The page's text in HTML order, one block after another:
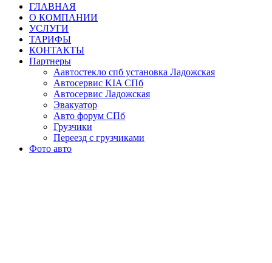
ГЛАВНАЯ
О КОМПАНИИ
УСЛУГИ
ТАРИФЫ
КОНТАКТЫ
Партнеры
Аавтостекло спб установка Ладожская
Автосервис KIA СПб
Автосервис Ладожская
Эвакуатор
Авто форум СПб
Грузчики
Переезд с грузчиками
Фото авто